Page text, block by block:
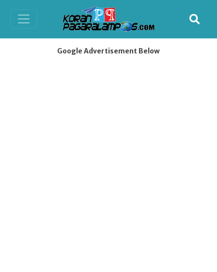
Google Advertisement Below